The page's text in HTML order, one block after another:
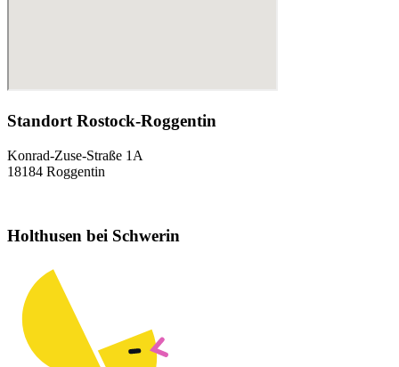
Standort Rostock-Roggentin
Konrad-Zuse-Straße 1A
18184 Roggentin
Holthusen bei Schwerin